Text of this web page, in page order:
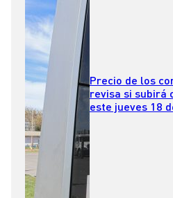
Precio de los
revisa si subirá
este jueves 18